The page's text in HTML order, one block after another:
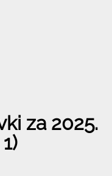
za 2025.